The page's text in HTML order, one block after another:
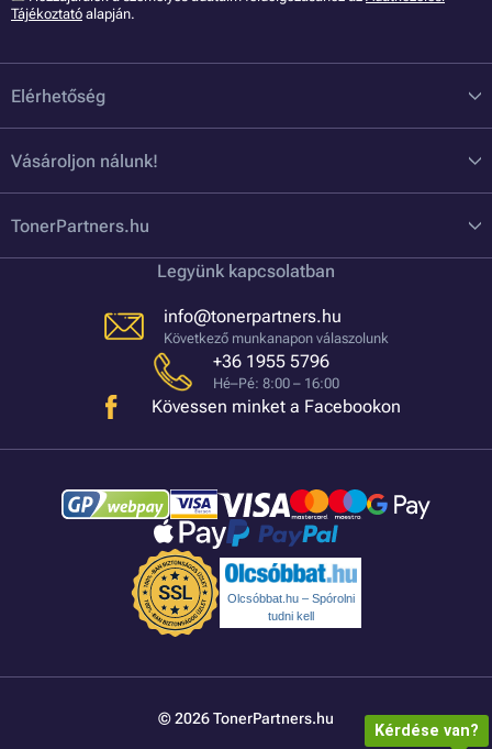
Tájékoztató alapján.
Elérhetőség
Vásároljon nálunk!
TonerPartners.hu
Legyünk kapcsolatban
info@tonerpartners.hu
Következő munkanapon válaszolunk
+36 1955 5796
Hé–Pé: 8:00 – 16:00
Kövessen minket a Facebookon
Olcsóbbat.hu – Spórolni
tudni kell
© 2026 TonerPartners.hu
Kérdése van?